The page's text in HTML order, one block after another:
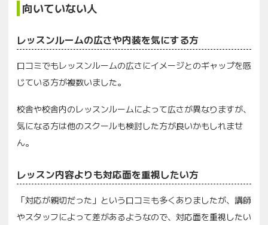
向いていない人
レッスンルームの広さや内装を気にする方
口コミでもレッスンルームの広さにイメージとのギャップを感
じている方が複数いました。
校舎や校舎内のレッスンルームによって広さが異なりますが、
気になる方は他のスクールも検討した方が良いかもしれませ
ん。
レッスン内容よりも対応面を重視したい方
「対応が親切だった」という口コミも多くありましたが、講師
やスタッフによって差があるようなので、対応面を重視したい